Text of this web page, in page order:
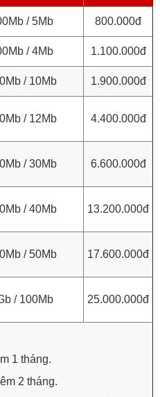
/ 5Mb 800.000đ
/ 4Mb 1.100.000đ
/ 10Mb 1.900.000đ
/ 12Mb 4.400.000đ
/ 30Mb 6.600.000đ
/ 40Mb 13.200.000đ
/ 50Mb 17.600.000đ
/ 100Mb 25.000.000đ
1 tháng.
2 tháng.